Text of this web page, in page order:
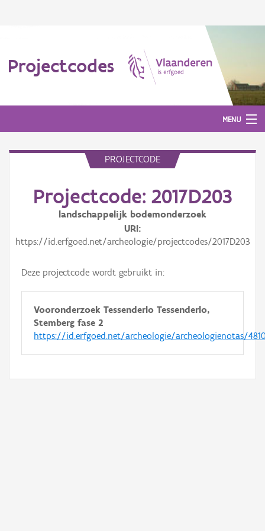
Projectcodes
MENU
PROJECTCODE
Projectcode: 2017D203
landschappelijk bodemonderzoek
URI
https://id.erfgoed.net/archeologie/projectcodes/2017D203
Deze projectcode wordt gebruikt in:
Vooronderzoek Tessenderlo Tessenderlo,
Stemberg fase 2
https://id.erfgoed.net/archeologie/archeologienotas/